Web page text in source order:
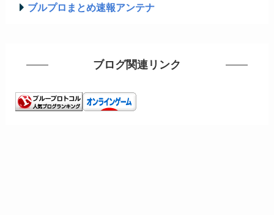
ブルプロまとめ速報アンテナ
ブログ関連リンク